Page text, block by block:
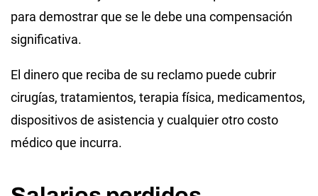
para demostrar que se le debe una compensación
significativa.
El dinero que reciba de su reclamo puede cubrir
cirugías, tratamientos, terapia física, medicamentos,
dispositivos de asistencia y cualquier otro costo
médico que incurra.